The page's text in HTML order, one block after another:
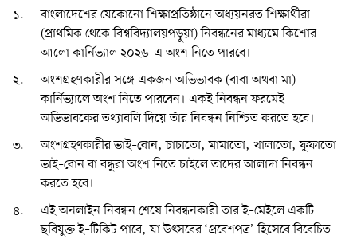
বাংলাদেশের যেকোনো শিক্ষাপ্রতিষ্ঠানে অধ্যয়নরত শিক্ষার্থীরা
(প্রাথমিক থেকে বিশ্ববিদ্যালয়পড়ুয়া) নিবন্ধনের মাধ্যমে কিশোর
আলো কার্নিভ্যাল ২০২৬-এ অংশ নিতে পারবে।
অংশগ্রহণকারীর সঙ্গে একজন অভিভাবক (বাবা অথবা মা)
কার্নিভ্যালে অংশ নিতে পারবেন। একই নিবন্ধন ফরমেই
অভিভাবকের তথ্যাবলি দিয়ে তাঁর নিবন্ধন নিশ্চিত করতে হবে।
অংশগ্রহণকারীর ভাই–বোন, চাচাতো, মামাতো, খালাতো, ফুফাতো
ভাই–বোন বা বন্ধুরা অংশ নিতে চাইলে তাদের আলাদা নিবন্ধন
করতে হবে।
এই অনলাইন নিবন্ধন শেষে নিবন্ধনকারী তার ই–মেইলে একটি
ছবিযুক্ত ই–টিকিট পাবে, যা উৎসবের ‘প্রবেশপত্র’ হিসেবে বিবেচিত